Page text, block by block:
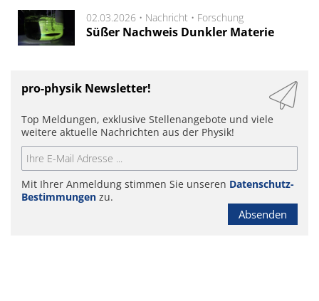
02.03.2026 • Nachricht • Forschung
Süßer Nachweis Dunkler Materie
pro-physik Newsletter!
Top Meldungen, exklusive Stellenangebote und viele
weitere aktuelle Nachrichten aus der Physik!
Mit Ihrer Anmeldung stimmen Sie unseren Datenschutz-
Bestimmungen zu.
Absenden